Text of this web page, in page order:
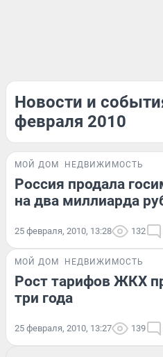
Новости и
февраля 2010
МОЙ ДОМ НЕДВИЖИМОСТЬ
Россия продала
на два миллиарда
25 февраля, 2010, 13:28 132
МОЙ ДОМ НЕДВИЖИМОСТЬ
Рост тарифов ЖКХ
три года
25 февраля, 2010, 13:27 139